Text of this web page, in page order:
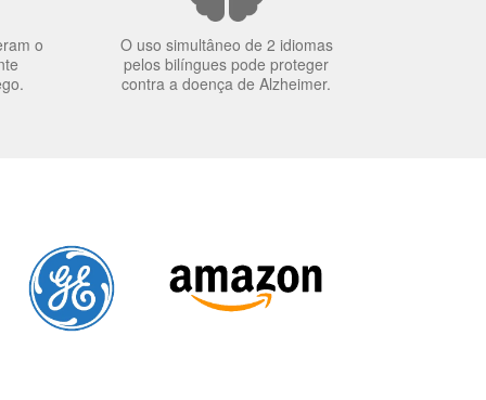
o
O uso simultâneo de 2 idiomas
pelos bilíngues pode proteger
contra a doença de Alzheimer.